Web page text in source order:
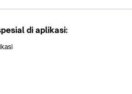
di aplikasi: